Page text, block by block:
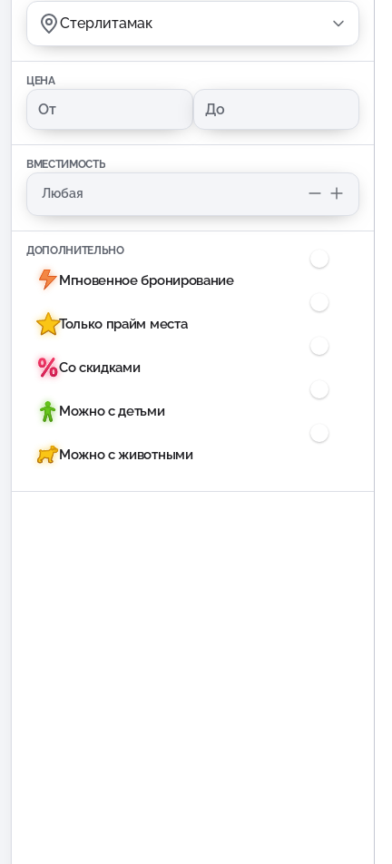
Стерлитамак
ЦЕНА
ВМЕСТИМОСТЬ
ДОПОЛНИТЕЛЬНО
Мгновенное бронирование
Только прайм места
Со скидками
Можно с детьми
Можно с животными